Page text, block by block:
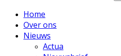
Home
Over ons
Nieuws
Actua